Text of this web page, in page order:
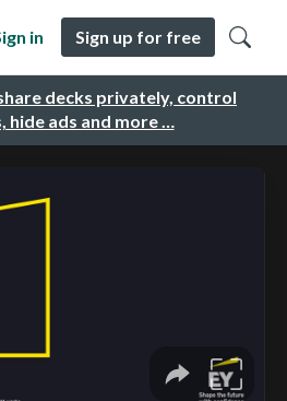
decks privately, control
hide ads and more …
in Sign up for free